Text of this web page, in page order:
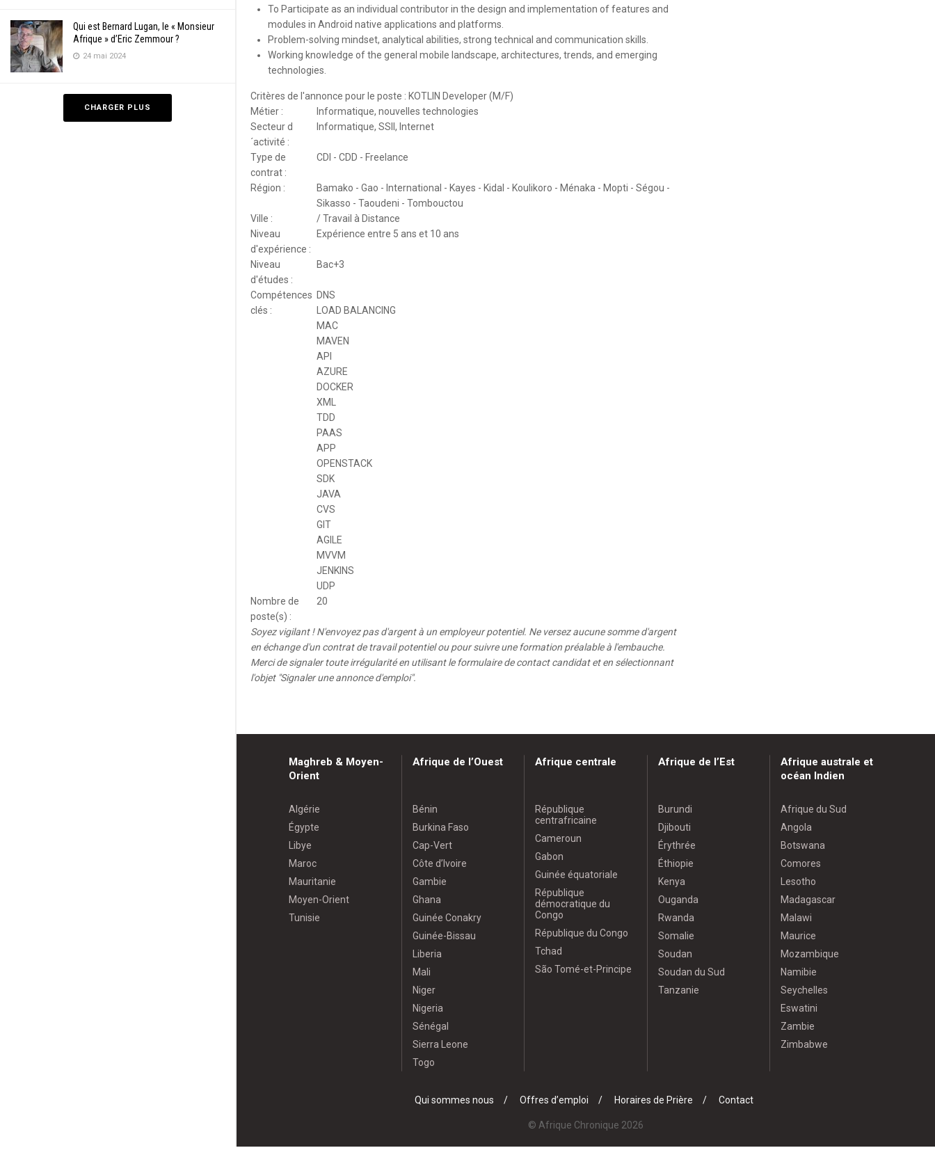
Qui est Bernard Lugan, le « Monsieur
Afrique » d’Eric Zemmour ?
24 mai 2024
CHARGER PLUS
To Participate as an individual contributor in the design and implementation of features and
modules in Android native applications and platforms.
Problem-solving mindset, analytical abilities, strong technical and communication skills.
Working knowledge of the general mobile landscape, architectures, trends, and emerging
technologies.
Critères de l'annonce pour le poste : KOTLIN Developer (M/F)
Métier :
Informatique, nouvelles technologies
Secteur d
´activité :
Informatique, SSII, Internet
Type de
contrat :
CDI - CDD - Freelance
Région :
Bamako - Gao - International - Kayes - Kidal - Koulikoro - Ménaka - Mopti - Ségou -
Sikasso - Taoudeni - Tombouctou
Ville :
/ Travail à Distance
Niveau
d'expérience :
Expérience entre 5 ans et 10 ans
Niveau
d'études :
Bac+3
Compétences
clés :
DNS
LOAD BALANCING
MAC
MAVEN
API
AZURE
DOCKER
XML
TDD
PAAS
APP
OPENSTACK
SDK
JAVA
CVS
GIT
AGILE
MVVM
JENKINS
UDP
Nombre de
poste(s) :
20
Soyez vigilant ! N'envoyez pas d'argent à un employeur potentiel. Ne versez aucune somme d'argent
en échange d'un contrat de travail potentiel ou pour suivre une formation préalable à l'embauche.
Merci de signaler toute irrégularité en utilisant le formulaire de contact candidat et en sélectionnant
l'objet "Signaler une annonce d'emploi".
Maghreb & Moyen-
Orient
Algérie
Égypte
Libye
Maroc
Mauritanie
Moyen-Orient
Tunisie
Afrique de l’Ouest
Bénin
Burkina Faso
Cap-Vert
Côte d’Ivoire
Gambie
Ghana
Guinée Conakry
Guinée-Bissau
Liberia
Mali
Niger
Nigeria
Sénégal
Sierra Leone
Togo
Afrique centrale
République
centrafricaine
Cameroun
Gabon
Guinée équatoriale
République
démocratique du
Congo
République du Congo
Tchad
São Tomé-et-Principe
Afrique de l’Est
Burundi
Djibouti
Érythrée
Éthiopie
Kenya
Ouganda
Rwanda
Somalie
Soudan
Soudan du Sud
Tanzanie
Afrique australe et
océan Indien
Afrique du Sud
Angola
Botswana
Comores
Lesotho
Madagascar
Malawi
Maurice
Mozambique
Namibie
Seychelles
Eswatini
Zambie
Zimbabwe
Qui sommes nous Offres d’emploi Horaires de Prière Contact
© Afrique Chronique 2026